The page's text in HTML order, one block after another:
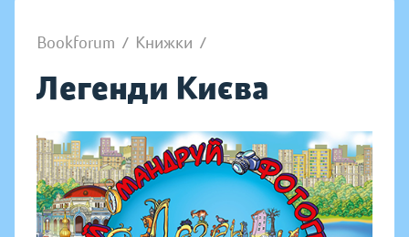
Bookforum / Книжки /
Легенди Києва